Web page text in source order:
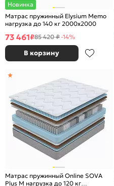
Новинка
Матрас пружинный Elysium Memo
нагрузка до 140 кг 2000x2000
73 461₽85 420 ₽-14%
В корзину
Матрас пружинный Online SOVA
Plus M нагрузка до 120 кг